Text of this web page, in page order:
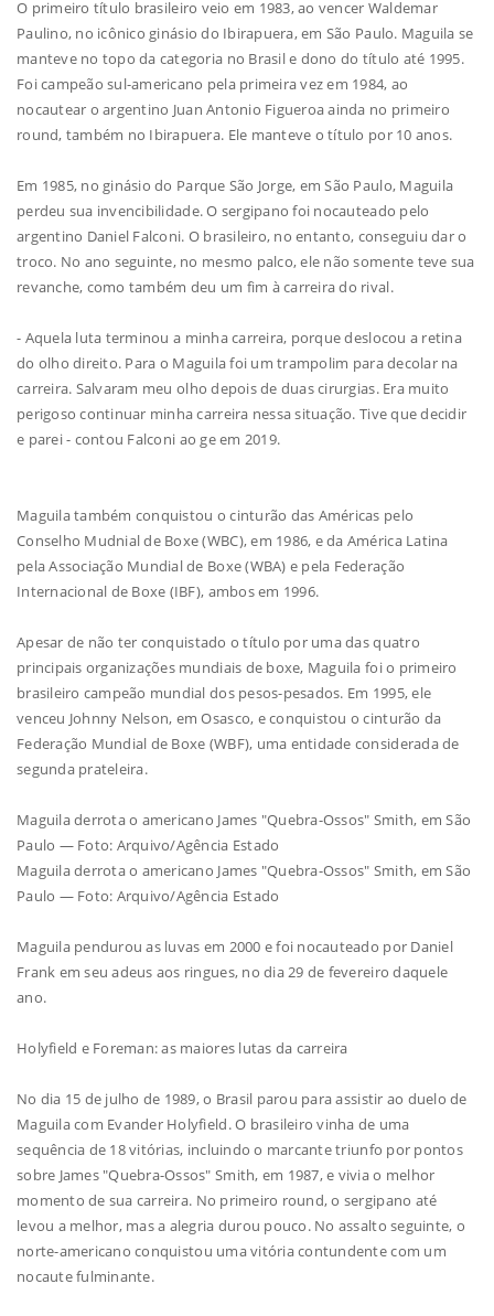
O primeiro título brasileiro veio em 1983, ao vencer Waldemar
Paulino, no icônico ginásio do Ibirapuera, em São Paulo. Maguila se
manteve no topo da categoria no Brasil e dono do título até 1995.
Foi campeão sul-americano pela primeira vez em 1984, ao
nocautear o argentino Juan Antonio Figueroa ainda no primeiro
round, também no Ibirapuera. Ele manteve o título por 10 anos.
Em 1985, no ginásio do Parque São Jorge, em São Paulo, Maguila
perdeu sua invencibilidade. O sergipano foi nocauteado pelo
argentino Daniel Falconi. O brasileiro, no entanto, conseguiu dar o
troco. No ano seguinte, no mesmo palco, ele não somente teve sua
revanche, como também deu um fim à carreira do rival.
- Aquela luta terminou a minha carreira, porque deslocou a retina
do olho direito. Para o Maguila foi um trampolim para decolar na
carreira. Salvaram meu olho depois de duas cirurgias. Era muito
perigoso continuar minha carreira nessa situação. Tive que decidir
e parei - contou Falconi ao ge em 2019.
Maguila também conquistou o cinturão das Américas pelo
Conselho Mudnial de Boxe (WBC), em 1986, e da América Latina
pela Associação Mundial de Boxe (WBA) e pela Federação
Internacional de Boxe (IBF), ambos em 1996.
Apesar de não ter conquistado o título por uma das quatro
principais organizações mundiais de boxe, Maguila foi o primeiro
brasileiro campeão mundial dos pesos-pesados. Em 1995, ele
venceu Johnny Nelson, em Osasco, e conquistou o cinturão da
Federação Mundial de Boxe (WBF), uma entidade considerada de
segunda prateleira.
Maguila derrota o americano James "Quebra-Ossos" Smith, em São
Paulo — Foto: Arquivo/Agência Estado
Maguila derrota o americano James "Quebra-Ossos" Smith, em São
Paulo — Foto: Arquivo/Agência Estado
Maguila pendurou as luvas em 2000 e foi nocauteado por Daniel
Frank em seu adeus aos ringues, no dia 29 de fevereiro daquele
ano.
Holyfield e Foreman: as maiores lutas da carreira
No dia 15 de julho de 1989, o Brasil parou para assistir ao duelo de
Maguila com Evander Holyfield. O brasileiro vinha de uma
sequência de 18 vitórias, incluindo o marcante triunfo por pontos
sobre James "Quebra-Ossos" Smith, em 1987, e vivia o melhor
momento de sua carreira. No primeiro round, o sergipano até
levou a melhor, mas a alegria durou pouco. No assalto seguinte, o
norte-americano conquistou uma vitória contundente com um
nocaute fulminante.